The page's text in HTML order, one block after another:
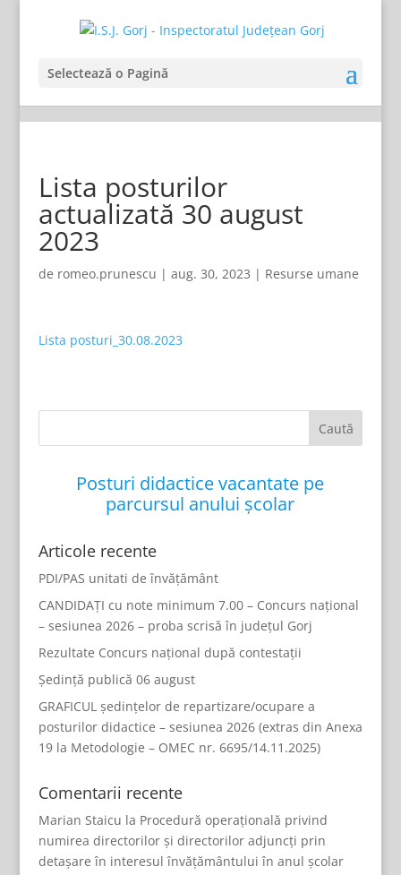
Selectează o Pagină
Lista posturilor
actualizată 30 august
2023
de romeo.prunescu | aug. 30, 2023 | Resurse umane
Lista posturi_30.08.2023
Posturi didactice vacantate pe
parcursul anului școlar
Articole recente
PDI/PAS unitati de învățământ
CANDIDAȚI cu note minimum 7.00 – Concurs național
– sesiunea 2026 – proba scrisă în județul Gorj
Rezultate Concurs național după contestații
Ședință publică 06 august
GRAFICUL ședințelor de repartizare/ocupare a
posturilor didactice – sesiunea 2026 (extras din Anexa
19 la Metodologie – OMEC nr. 6695/14.11.2025)
Comentarii recente
Marian Staicu la Procedură operațională privind
numirea directorilor și directorilor adjuncți prin
detașare în interesul învățământului în anul școlar